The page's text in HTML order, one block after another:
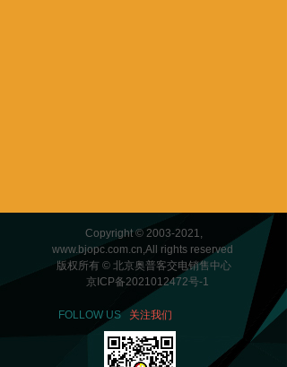
Copyright © 2003-2021,
www.bjopc.com.cn,All rights reserved
版权所有 © 北京奥普客交电销售中心
京ICP备2021012472号-1
FOLLOW US 关注我们